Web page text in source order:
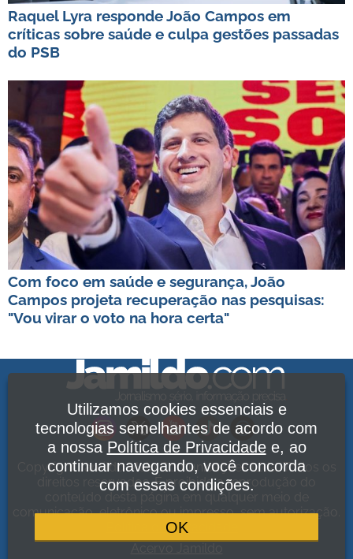
Raquel Lyra responde João Campos em
críticas sobre saúde e culpa gestões passadas
do PSB
Com foco em saúde e segurança, João
Campos projeta recuperação nas pesquisas:
"Vou virar o voto na hora certa"
Copyright Jamildo Melo Comunicações Ltda. Todos os
direitos reservados. É proibida a reprodução do
conteúdo desta página em qualquer meio de
comunicação, eletrônico ou impresso, sem autorização.
Política de Privacidade
Utilizamos cookies essenciais e
tecnologias semelhantes de acordo com
a nossa Política de Privacidadee, ao
continuar navegando, você concorda
com essas condições.
OK